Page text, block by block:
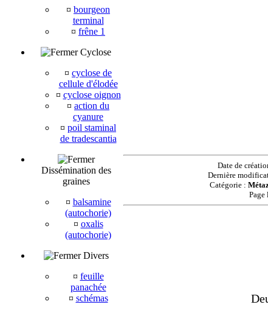
¤ bourgeon
terminal
¤ frêne 1
Cyclose
¤ cyclose de
cellule d'élodée
¤ cyclose oignon
¤ action du
cyanure
¤ poil staminal
de tradescantia
Dissémination des
graines
¤ balsamine
(autochorie)
¤ oxalis
(autochorie)
Divers
¤ feuille
panachée
¤ schémas
Date de
Dernière
Catégorie :
Page